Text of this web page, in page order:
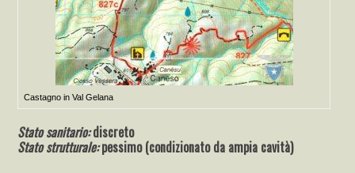
Castagno in Val Gelana
Stato sanitario:discreto
Stato strutturale:pessimo (condizionato da ampia cavità)